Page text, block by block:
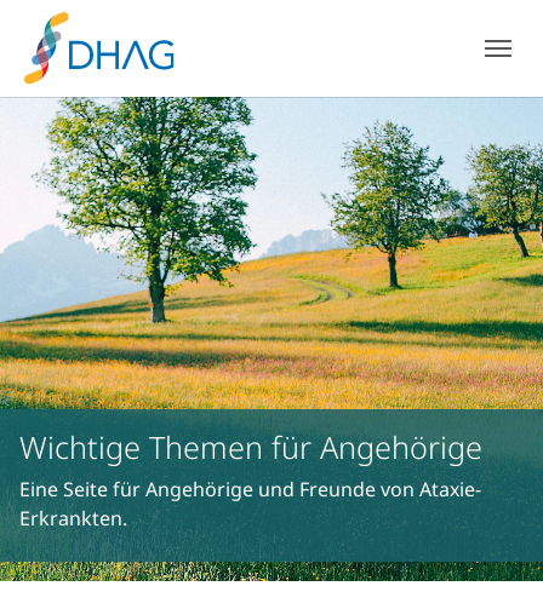
Zum Hauptinhalt springen
Skip to page footer
Wichtige Themen für Angehörige
Eine Seite für Angehörige und Freunde von Ataxie-
Erkrankten.